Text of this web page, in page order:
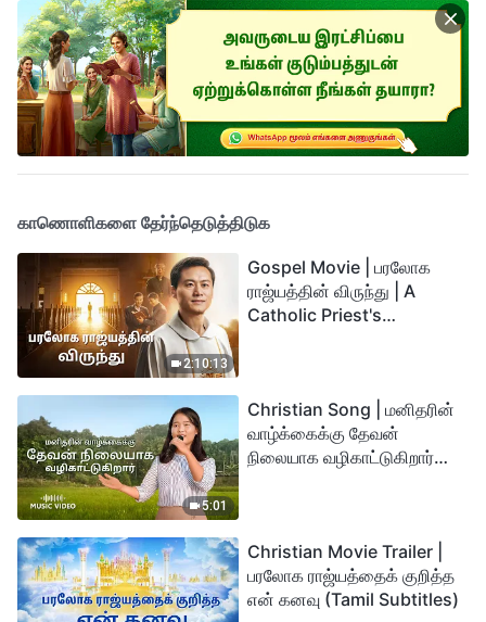
காணொளிகளை தேர்ந்தெடுத்திடுக
2:10:13
Gospel Movie | பரலோக
ராஜ்யத்தின் விருந்து | A
Catholic Priest's
5:01
Christian Song | மனிதரின்
வாழ்க்கைக்கு தேவன்
நிலையாக வழிகாட்டுகிறார்
Christian Movie Trailer |
பரலோக ராஜ்யத்தைக் குறித்த
என் கனவு (Tamil Subtitles)